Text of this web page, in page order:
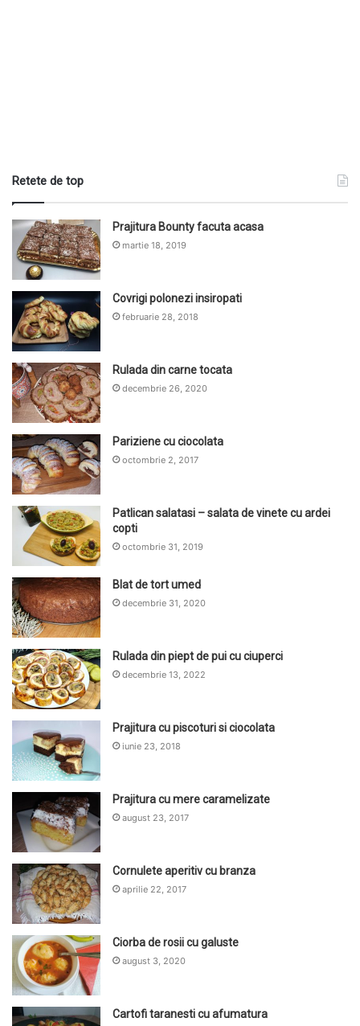
Retete de top
Prajitura Bounty facuta acasa
martie 18, 2019
Covrigi polonezi insiropati
februarie 28, 2018
Rulada din carne tocata
decembrie 26, 2020
Pariziene cu ciocolata
octombrie 2, 2017
Patlican salatasi – salata de vinete cu ardei
copti
octombrie 31, 2019
Blat de tort umed
decembrie 31, 2020
Rulada din piept de pui cu ciuperci
decembrie 13, 2022
Prajitura cu piscoturi si ciocolata
iunie 23, 2018
Prajitura cu mere caramelizate
august 23, 2017
Cornulete aperitiv cu branza
aprilie 22, 2017
Ciorba de rosii cu galuste
august 3, 2020
Cartofi taranesti cu afumatura